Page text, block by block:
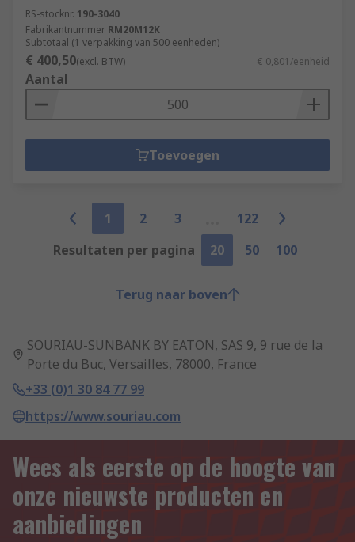
RS-stocknr. 190-3040
Fabrikantnummer RM20M12K
Subtotaal (1 verpakking van 500 eenheden)
€ 400,50(excl. BTW) € 0,801/eenheid
Aantal
Toevoegen
1 2 3
122
Resultaten per pagina
20 50 100
Terug naar boven
SOURIAU-SUNBANK BY EATON, SAS 9, 9 rue de la
Porte du Buc, Versailles, 78000, France
+33 (0)1 30 84 77 99
https://www.souriau.com
Wees als eerste op de hoogte van
onze nieuwste producten en
aanbiedingen